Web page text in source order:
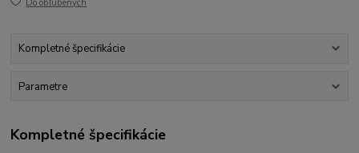
Do obľúbených
Kompletné špecifikácie
Parametre
Kompletné špecifikácie